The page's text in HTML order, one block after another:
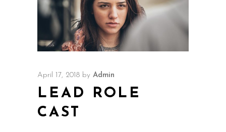
April 17, 2018 by Admin
LEAD ROLE
CAST